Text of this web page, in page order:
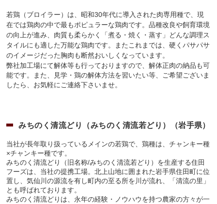
若鶏（ブロイラー）は、昭和30年代に導入された肉専用種で、現
在では鶏肉の中で最もポピュラーな鶏肉です。品種改良や飼育環境
の向上が進み、肉質も柔らかく「煮る・焼く・蒸す」どんな調理ス
タイルにも適した万能な鶏肉です。またこれまでは、硬くパサパサ
のイメージだった胸肉も断然おいしくなっています。
弊社加工場にて解体等も行っておりますので、解体正肉の納品も可
能です。また、見学・鶏の解体方法を習いたい等、ご希望ございま
したら、お気軽にご連絡下さいませ。
みちのく清流どり（みちのく清流若どり）（岩手県）
当社が長年取り扱っているメインの若鶏で、鶏種は、チャンキー種
×チャンキー種です。
みちのく清流どり（旧名称/みちのく清流若どり）を生産する住田
フーズは、当社の提携工場。北上山地に囲まれた岩手県住田町に位
置し、気仙川の源流を有し町内の至る所を川が流れ、「清流の里」
とも呼ばれております。
みちのく清流どりは、永年の経験・ノウハウを持つ農家の方々が一